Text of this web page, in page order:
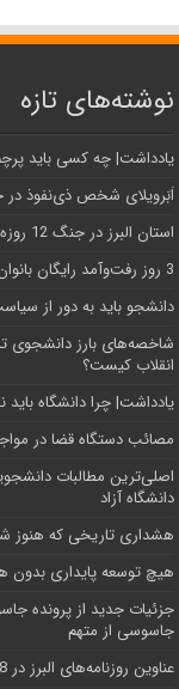
نوشته‌های تازه
یادداشت| ‌چه کسی باید
اَبَر‌ویلای شخص ذی‌نفوذ
استان البرز در جنگ 12 روزه 7 شهید دانشجو تقدیم انقلاب کرد
3 روز رفت‌وآمد رایگان بانوان در خطوط اتوبوسرانی شهری کرج
دانشجو باید به دور از
شاخصه‌های بارز دانشجوی
انقلاب کیست؟
یادداشت| چرا دانشگاه باید
مصائب دستگاه قضا در
اصلی‌ترین مطالبات
دانشگاه آز‌اد
هشداری تاریخی که هنوز
هیچ توسعه پایداری
جزئیات جدید از پرونده
جاسوسی از متهم
عناوین روزنامه‌های البرز در ‌18 آذرماه/صدرنشینی در ارائه خدمات زایمان بی‌درد